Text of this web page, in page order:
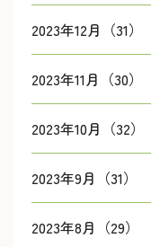
2023年12月（31）
2023年11月（30）
2023年10月（32）
2023年9月（31）
2023年8月（29）